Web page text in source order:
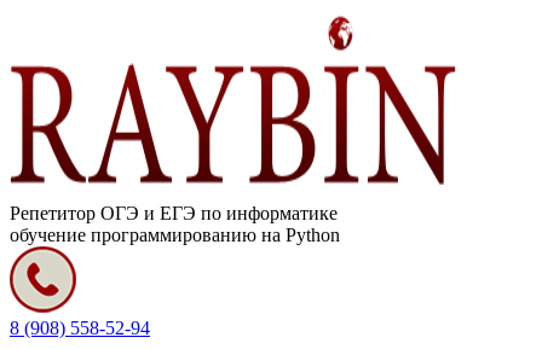
Репетитор ОГЭ и ЕГЭ по информатике
обучение программированию на Python
8 (908) 558-52-94